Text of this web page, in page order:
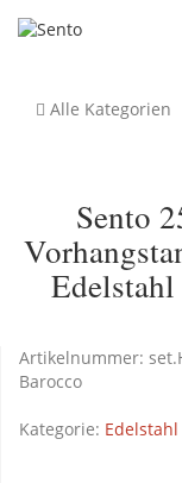
Alle Kategorien
Sento
Artikelnummer:
Barocco
Kategorie: